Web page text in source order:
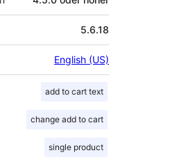
5.6.18
English (US)
add to cart text
change add to cart
single product